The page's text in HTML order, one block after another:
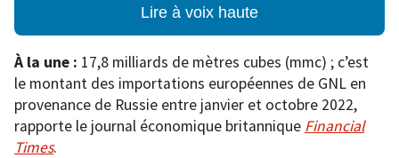
Lire à voix haute
À la une : 17,8 milliards de mètres cubes (mmc) ; c’est
le montant des importations européennes de GNL en
provenance de Russie entre janvier et octobre 2022,
rapporte le journal économique britannique Financial
Times.